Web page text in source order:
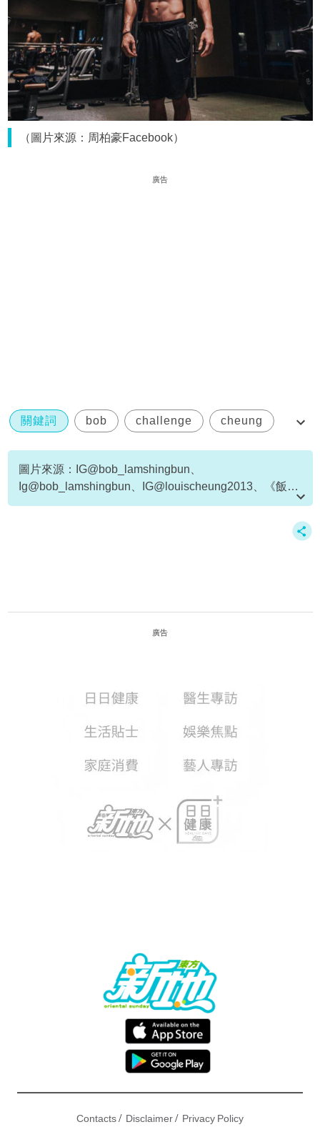
（圖片來源：周柏豪Facebook）
廣告
關鍵詞 bob challenge cheung
fitness
圖片來源：IG@bob_lamshingbun、
Ig@bob_lamshingbun、IG@louischeung2013、《飯戲
攻心為》預告片截圖、周柏豪Facebook
資料或影片來源：原文刊於新假期
廣告
Contacts/ Disclaimer/ Privacy Policy